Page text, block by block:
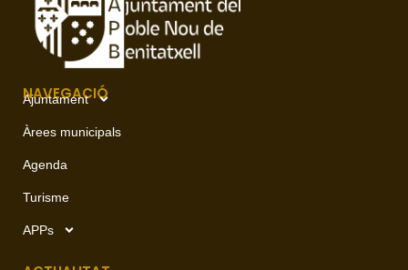
NAVEGACIÓ
Ajuntament
Àrees municipals
Agenda
Turisme
APPs